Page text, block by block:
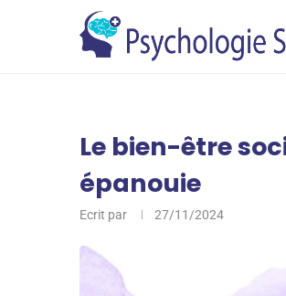
Le bien-être
épanouie
Ecrit par 27/11/2024